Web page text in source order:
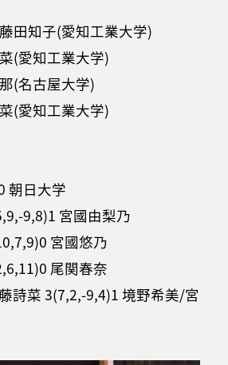
田知子(愛知工業大学)
(愛知工業大学)
(名古屋大学)
(愛知工業大学)
朝日大学
9,8)1 宮國由梨乃
宮國悠乃
尾関春奈
詩菜 3(7,2,-9,4)1 境野希美/宮